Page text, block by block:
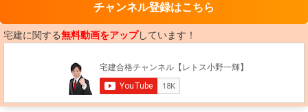
チャンネル登録はこちら
宅建に関する無料動画をアップしています！